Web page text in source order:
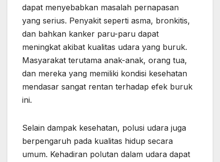
dapat menyebabkan masalah pernapasan
yang serius. Penyakit seperti asma, bronkitis,
dan bahkan kanker paru-paru dapat
meningkat akibat kualitas udara yang buruk.
Masyarakat terutama anak-anak, orang tua,
dan mereka yang memiliki kondisi kesehatan
mendasar sangat rentan terhadap efek buruk
ini.
Selain dampak kesehatan, polusi udara juga
berpengaruh pada kualitas hidup secara
umum. Kehadiran polutan dalam udara dapat